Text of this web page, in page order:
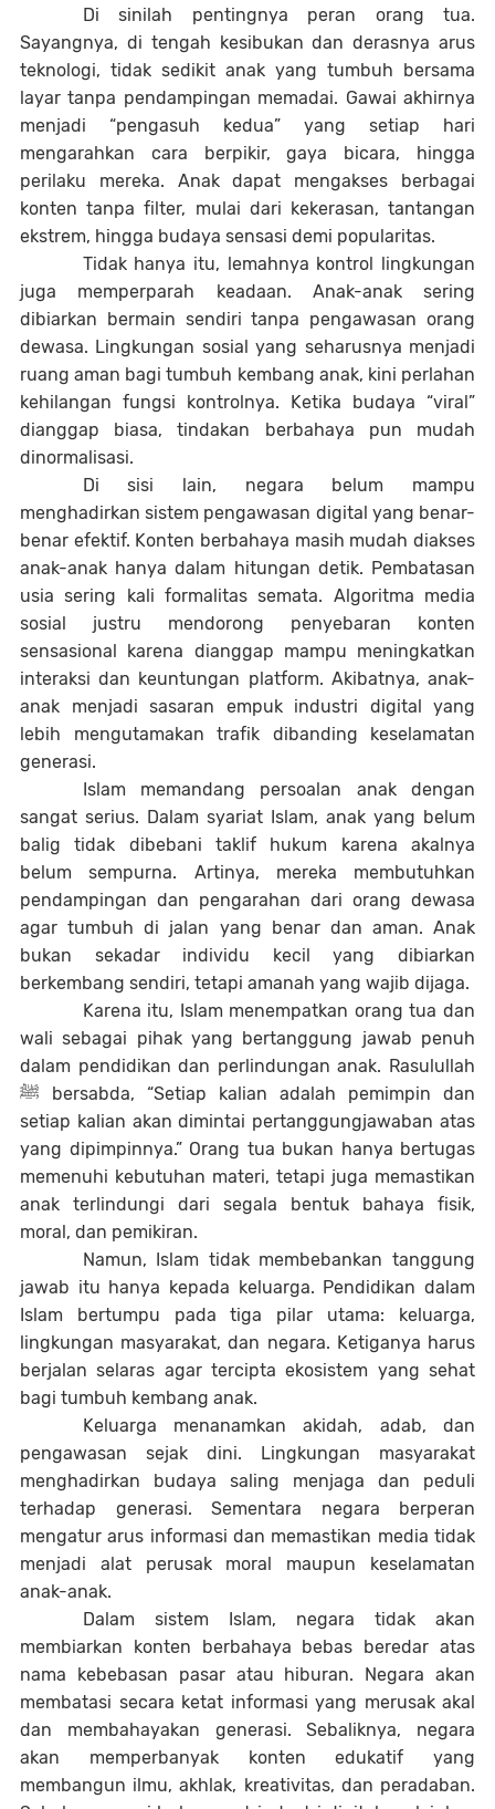
Di sinilah pentingnya peran orang tua.
Sayangnya, di tengah kesibukan dan derasnya arus
teknologi, tidak sedikit anak yang tumbuh bersama
layar tanpa pendampingan memadai. Gawai akhirnya
menjadi “pengasuh kedua” yang setiap hari
mengarahkan cara berpikir, gaya bicara, hingga
perilaku mereka. Anak dapat mengakses berbagai
konten tanpa filter, mulai dari kekerasan, tantangan
ekstrem, hingga budaya sensasi demi popularitas.
Tidak hanya itu, lemahnya kontrol lingkungan
juga memperparah keadaan. Anak-anak sering
dibiarkan bermain sendiri tanpa pengawasan orang
dewasa. Lingkungan sosial yang seharusnya menjadi
ruang aman bagi tumbuh kembang anak, kini perlahan
kehilangan fungsi kontrolnya. Ketika budaya “viral”
dianggap biasa, tindakan berbahaya pun mudah
dinormalisasi.
Di sisi lain, negara belum mampu
menghadirkan sistem pengawasan digital yang benar-
benar efektif. Konten berbahaya masih mudah diakses
anak-anak hanya dalam hitungan detik. Pembatasan
usia sering kali formalitas semata. Algoritma media
sosial justru mendorong penyebaran konten
sensasional karena dianggap mampu meningkatkan
interaksi dan keuntungan platform. Akibatnya, anak-
anak menjadi sasaran empuk industri digital yang
lebih mengutamakan trafik dibanding keselamatan
generasi.
Islam memandang persoalan anak dengan
sangat serius. Dalam syariat Islam, anak yang belum
balig tidak dibebani taklif hukum karena akalnya
belum sempurna. Artinya, mereka membutuhkan
pendampingan dan pengarahan dari orang dewasa
agar tumbuh di jalan yang benar dan aman. Anak
bukan sekadar individu kecil yang dibiarkan
berkembang sendiri, tetapi amanah yang wajib dijaga.
Karena itu, Islam menempatkan orang tua dan
wali sebagai pihak yang bertanggung jawab penuh
dalam pendidikan dan perlindungan anak. Rasulullah
ﷺ bersabda, “Setiap kalian adalah pemimpin dan
setiap kalian akan dimintai pertanggungjawaban atas
yang dipimpinnya.” Orang tua bukan hanya bertugas
memenuhi kebutuhan materi, tetapi juga memastikan
anak terlindungi dari segala bentuk bahaya fisik,
moral, dan pemikiran.
Namun, Islam tidak membebankan tanggung
jawab itu hanya kepada keluarga. Pendidikan dalam
Islam bertumpu pada tiga pilar utama: keluarga,
lingkungan masyarakat, dan negara. Ketiganya harus
berjalan selaras agar tercipta ekosistem yang sehat
bagi tumbuh kembang anak.
Keluarga menanamkan akidah, adab, dan
pengawasan sejak dini. Lingkungan masyarakat
menghadirkan budaya saling menjaga dan peduli
terhadap generasi. Sementara negara berperan
mengatur arus informasi dan memastikan media tidak
menjadi alat perusak moral maupun keselamatan
anak-anak.
Dalam sistem Islam, negara tidak akan
membiarkan konten berbahaya bebas beredar atas
nama kebebasan pasar atau hiburan. Negara akan
membatasi secara ketat informasi yang merusak akal
dan membahayakan generasi. Sebaliknya, negara
akan memperbanyak konten edukatif yang
membangun ilmu, akhlak, kreativitas, dan peradaban.